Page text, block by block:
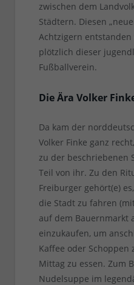
zwischen dem
Städtern. Diesen
Achtzigern
plötzlich dieser
Fußballverein.
Die Ära Volker
Da kam der
Volker Finke ganz
zu der beschriebenen
Teil von ihr. Zu den
Freiburger gehört(e)
die Stadt zu fahren
auf dem Bauernmarkt
einzukaufen, um
Kaffee oder
Mittag zu essen. Zum
Nudelsuppe im